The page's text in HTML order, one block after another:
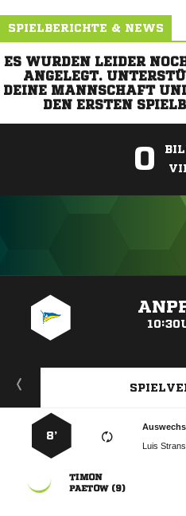
SPIELBERICHTE & NEWS
ES WURDEN LEIDER
ANGELEGT.
DEINE MANNSCHAFT
DEN ERSTEN
0

8’

 